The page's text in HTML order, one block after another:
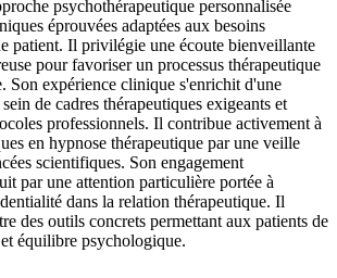
psychothérapeutique personnalisée
éprouvées adaptées aux besoins
patient. Il privilégie une écoute bienveillante
pour favoriser un processus thérapeutique
Son expérience clinique s'enrichit d'une
de cadres thérapeutiques exigeants et
professionnels. Il contribue activement à
en hypnose thérapeutique par une veille
scientifiques. Son engagement
par une attention particulière portée à
dans la relation thérapeutique. Il
des outils concrets permettant aux patients de
équilibre psychologique.